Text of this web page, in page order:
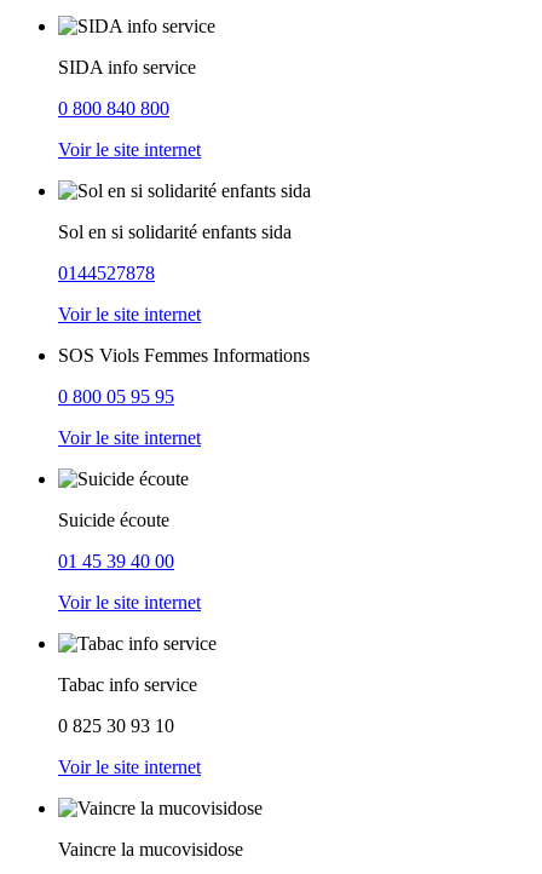
SIDA info service
0 800 840 800
Voir le site internet
Sol en si solidarité enfants sida
0144527878
Voir le site internet
SOS Viols Femmes Informations
0 800 05 95 95
Voir le site internet
Suicide écoute
01 45 39 40 00
Voir le site internet
Tabac info service
0 825 30 93 10
Voir le site internet
Vaincre la mucovisidose